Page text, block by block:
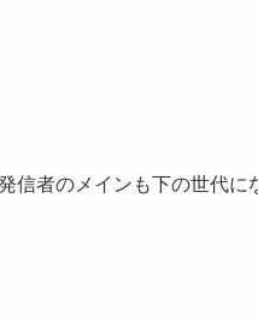
信者のメインも下の世代に